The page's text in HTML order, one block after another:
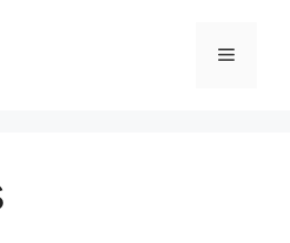
Menú